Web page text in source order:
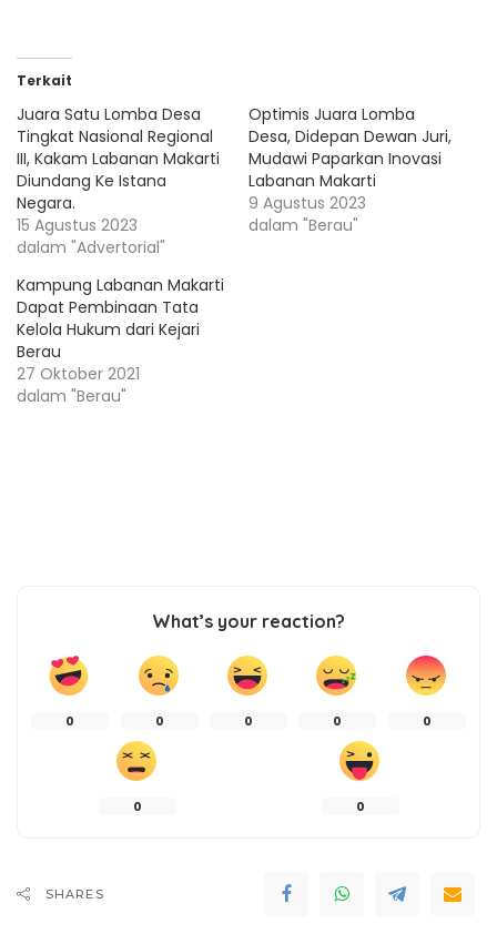
Terkait
Juara Satu Lomba Desa
Tingkat Nasional Regional
III, Kakam Labanan Makarti
Diundang Ke Istana
Negara.
15 Agustus 2023
dalam "Advertorial"
Optimis Juara Lomba
Desa, Didepan Dewan Juri,
Mudawi Paparkan Inovasi
Labanan Makarti
9 Agustus 2023
dalam "Berau"
Kampung Labanan Makarti
Dapat Pembinaan Tata
Kelola Hukum dari Kejari
Berau
27 Oktober 2021
dalam "Berau"
What’s your reaction?
0 0 0 0 0
0 0
SHARES